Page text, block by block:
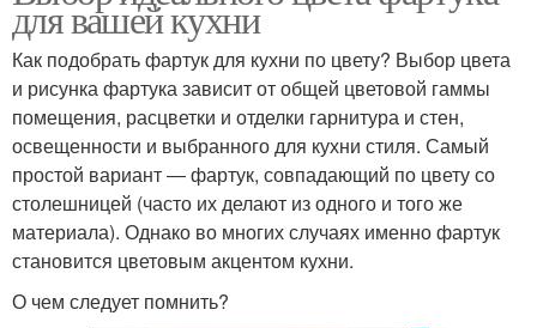
для вашей кухни
Как подобрать фартук для кухни по цвету? Выбор цвета
и рисунка фартука зависит от общей цветовой гаммы
помещения, расцветки и отделки гарнитура и стен,
освещенности и выбранного для кухни стиля. Самый
простой вариант ― фартук, совпадающий по цвету со
столешницей (часто их делают из одного и того же
материала). Однако во многих случаях именно фартук
становится цветовым акцентом кухни.
О чем следует помнить?